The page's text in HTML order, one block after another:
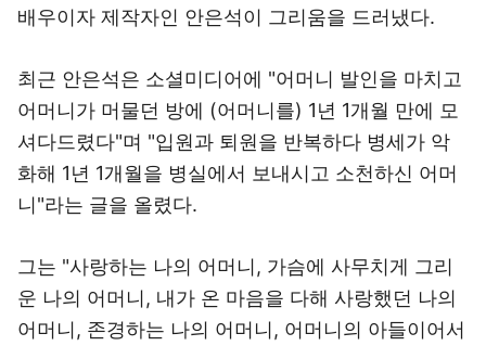
배우이자 제작자인 안은석이 그리움을 드러냈다.
최근 안은석은 소셜미디어에 "어머니 발인을 마치고
어머니가 머물던 방에 (어머니를) 1년 1개월 만에 모
셔다드렸다"며 "입원과 퇴원을 반복하다 병세가 악
화해 1년 1개월을 병실에서 보내시고 소천하신 어머
니"라는 글을 올렸다.
그는 "사랑하는 나의 어머니, 가슴에 사무치게 그리
운 나의 어머니, 내가 온 마음을 다해 사랑했던 나의
어머니, 존경하는 나의 어머니, 어머니의 아들이어서